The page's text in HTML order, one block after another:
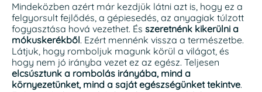
Mindeközben azért már kezdjük látni azt is, hogy ez a
felgyorsult fejlődés, a gépiesedés, az anyagiak túlzott
fogyasztása hová vezethet. És szeretnénk kikerülni a
mókuskerékből. Ezért mennénk vissza a természetbe.
Látjuk, hogy romboljuk magunk körül a világot, és
hogy nem jó irányba vezet ez az egész. Teljesen
elcsúsztunk a rombolás irányába, mind a
környezetünket, mind a saját egészségünket tekintve.